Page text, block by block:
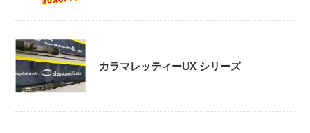
カラマレッティーUX シリーズ